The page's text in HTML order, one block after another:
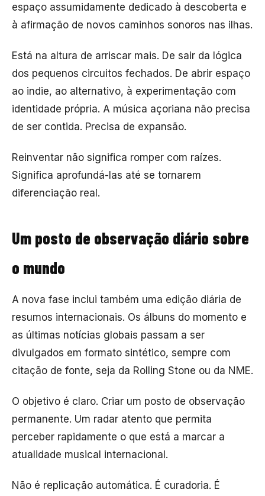
espaço assumidamente dedicado à descoberta e
à afirmação de novos caminhos sonoros nas ilhas.
Está na altura de arriscar mais. De sair da lógica
dos pequenos circuitos fechados. De abrir espaço
ao indie, ao alternativo, à experimentação com
identidade própria. A música açoriana não precisa
de ser contida. Precisa de expansão.
Reinventar não significa romper com raízes.
Significa aprofundá-las até se tornarem
diferenciação real.
Um posto de observação diário sobre
o mundo
A nova fase inclui também uma edição diária de
resumos internacionais. Os álbuns do momento e
as últimas notícias globais passam a ser
divulgados em formato sintético, sempre com
citação de fonte, seja da Rolling Stone ou da NME.
O objetivo é claro. Criar um posto de observação
permanente. Um radar atento que permita
perceber rapidamente o que está a marcar a
atualidade musical internacional.
Não é replicação automática. É curadoria. É